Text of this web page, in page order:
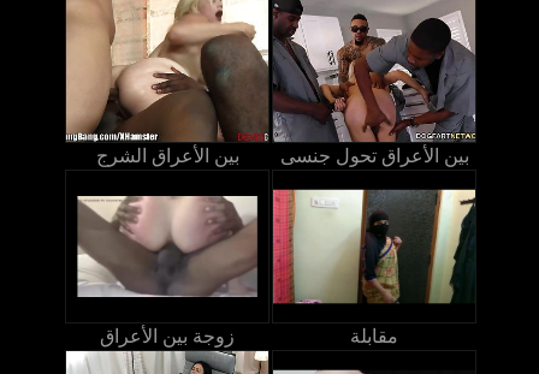
بين الأعراق الشرج بين الأعراق تحول جنسى
زوجة بين الأعراق مقابلة